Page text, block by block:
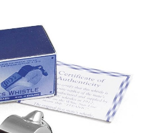
パーカッション
電子ピアノ